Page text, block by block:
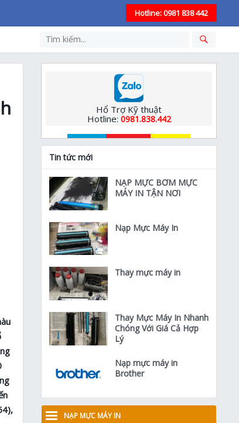
Hotline: 0981 838 442
Hổ Trợ Kỹ thuật
Hotline: 0981.838.442
Tin tức mới
NẠP MỰC BƠM MỰC
MÁY IN TẬN NƠI
Nạp Mực Máy In
Thay mực máy in
Thay Mực Máy In Nhanh
Chóng Với Giá Cả Hợp
Lý
Nạp mực máy in
Brother
NẠP MỰC MÁY IN